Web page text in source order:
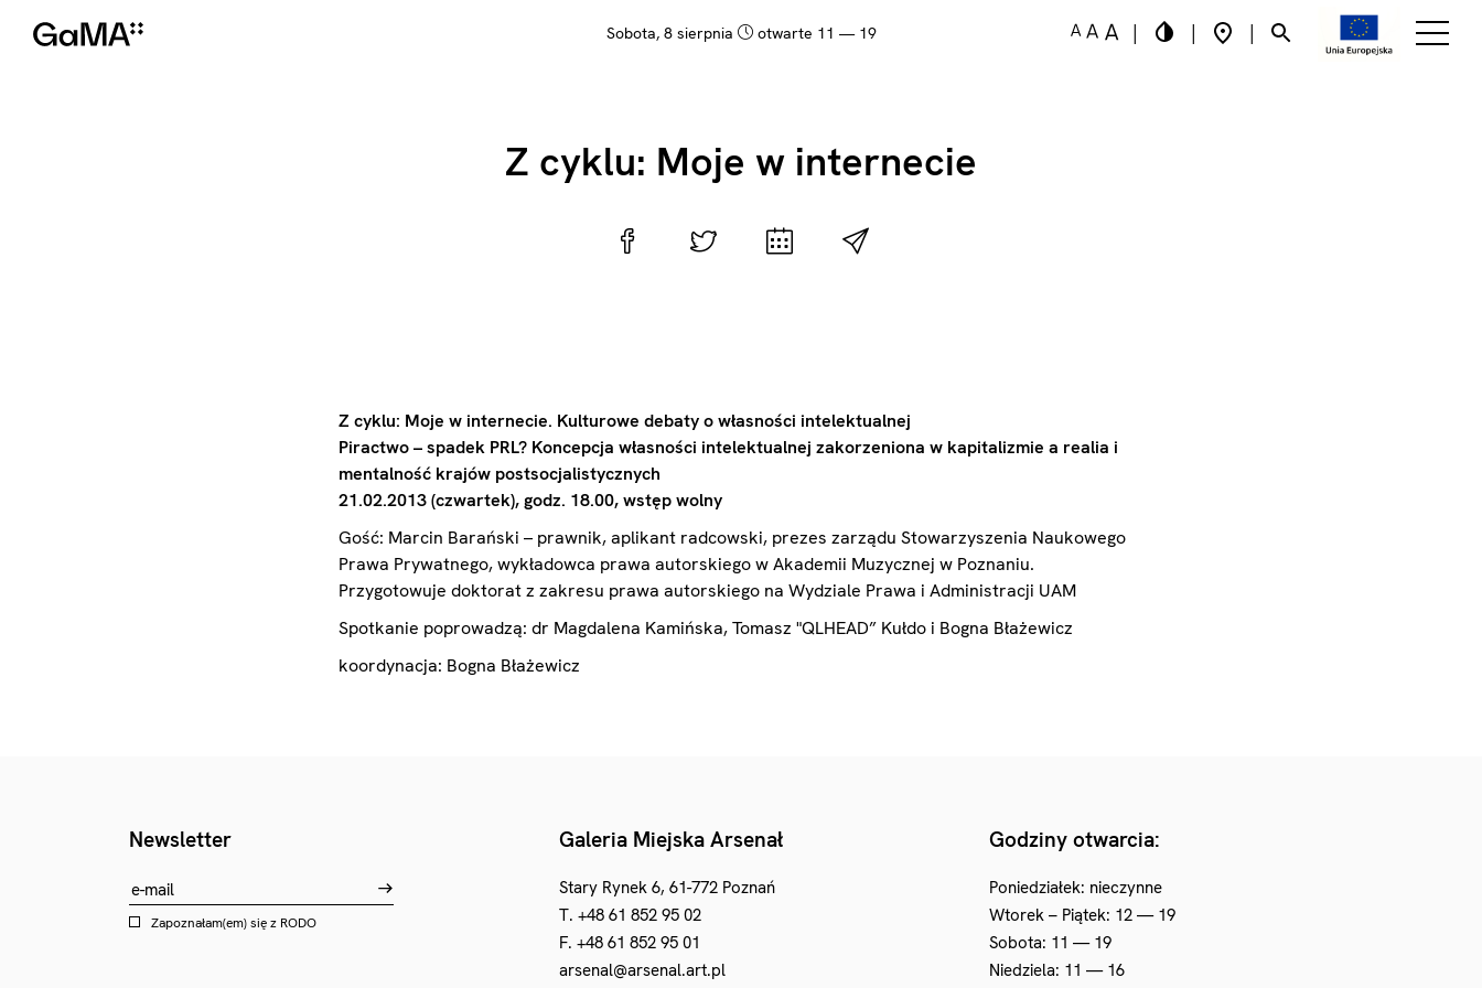
sobota, 8 sierpnia otwarte 11 — 19 | | |
Z cyklu: Moje w internecie
Z cyklu: Moje w internecie. Kulturowe debaty o własności intelektualnej
Piractwo – spadek PRL? Koncepcja własności intelektualnej zakorzeniona w kapitalizmie a realia i
mentalność krajów postsocjalistycznych
21.02.2013 (czwartek), godz. 18.00, wstęp wolny
Gość: Marcin Barański – prawnik, aplikant radcowski, prezes zarządu Stowarzyszenia Naukowego
Prawa Prywatnego, wykładowca prawa autorskiego w Akademii Muzycznej w Poznaniu.
Przygotowuje doktorat z zakresu prawa autorskiego na Wydziale Prawa i Administracji UAM
Spotkanie poprowadzą: dr Magdalena Kamińska, Tomasz "QLHEAD” Kułdo i Bogna Błażewicz
koordynacja: Bogna Błażewicz
Newsletter
Zapoznałam(em) się z RODO
Galeria Miejska Arsenał
Stary Rynek 6, 61-772 Poznań
T. +48 61 852 95 02
F. +48 61 852 95 01
arsenal@arsenal.art.pl
Godziny otwarcia:
Poniedziałek: nieczynne
Wtorek – Piątek: 12 — 19
Sobota: 11 — 19
Niedziela: 11 — 16